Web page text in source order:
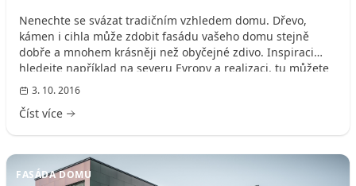
Nenechte se svázat tradičním vzhledem domu. Dřevo,
kámen i cihla může zdobit fasádu vašeho domu stejně
dobře a mnohem krásněji než obyčejné zdivo. Inspiraci
hledejte například na severu Evropy a realizaci, tu můžete
poptat velmi jednoduše a nezávazně ještě dnes.
3. 10. 2016
Číst více
FASÁDA DOMU